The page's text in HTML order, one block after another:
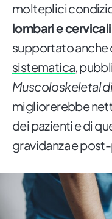
molteplici
lombari e
supportato anche
sistematica,
Muscoloskeletal
migliorerebbe
dei pazienti e di
gravidanza e